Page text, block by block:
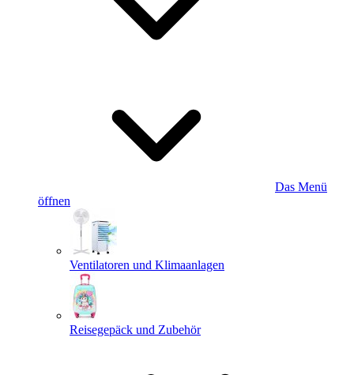
Das Menü
öffnen
Ventilatoren und Klimaanlagen
Reisegepäck und Zubehör